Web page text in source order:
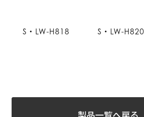
S・LW-H818 S・LW-H820